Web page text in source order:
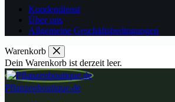
Kundendienst
Über uns
Allgemeine Geschäftsbedingungen
Warenkorb
Dein Warenkorb ist derzeit leer.
Pflanzenboutique.de